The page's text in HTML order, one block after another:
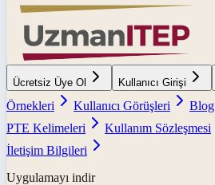
Ücretsiz Üye Ol Kullanıcı Girişi
Örnekleri
Kullanıcı Görüşleri Blog
PTE Kelimeleri
Kullanım Sözleşmesi
İletişim Bilgileri
Uygulamayı indir